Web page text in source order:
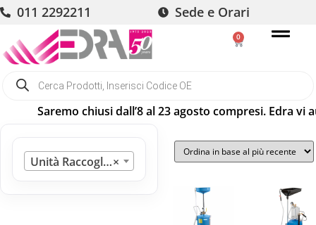
011 2292211 Sede e Orari
0
Saremo chiusi dall’8 al 23 agosto compresi. Edra
×
Unità Raccogli Olio